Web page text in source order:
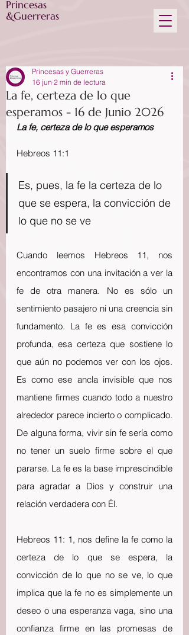
Princesas
&Guerreras
La fe, certeza de lo que
esperamos - 16 de Junio 2026
Princesas y Guerreras
16 jun 2 min de lectura
La fe, certeza de lo que esperamos
Hebreos 11:1
Es, pues, la fe la certeza de lo
que se espera, la convicción de
lo que no se ve
Cuando leemos Hebreos 11, nos
encontramos con una invitación a ver la
fe de otra manera. No es sólo un
sentimiento pasajero ni una creencia sin
fundamento. La fe es esa convicción
profunda, esa certeza que sostiene lo
que aún no podemos ver con los ojos.
Es como ese ancla invisible que nos
mantiene firmes cuando todo a nuestro
alrededor parece incierto o complicado.
De alguna forma, vivir sin fe sería como
no tener un suelo firme sobre el que
pararse. La fe es la base imprescindible
para agradar a Dios y construir una
relación verdadera con Él.
Hebreos 11: 1, nos define la fe como la
certeza de lo que se espera, la
convicción de lo que no se ve, lo que
implica que la fe no es simplemente un
deseo o una esperanza vaga, sino una
confianza firme en las promesas de